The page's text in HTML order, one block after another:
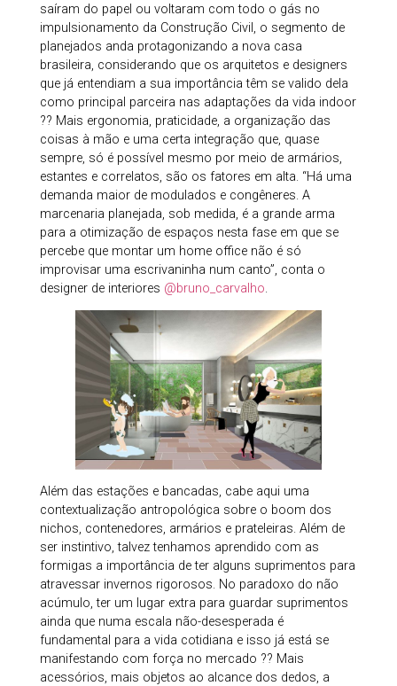
saíram do papel ou voltaram com todo o gás no
impulsionamento da Construção Civil, o segmento de
planejados anda protagonizando a nova casa
brasileira, considerando que os arquitetos e designers
que já entendiam a sua importância têm se valido dela
como principal parceira nas adaptações da vida indoor
?? Mais ergonomia, praticidade, a organização das
coisas à mão e uma certa integração que, quase
sempre, só é possível mesmo por meio de armários,
estantes e correlatos, são os fatores em alta. “Há uma
demanda maior de modulados e congêneres. A
marcenaria planejada, sob medida, é a grande arma
para a otimização de espaços nesta fase em que se
percebe que montar um home office não é só
improvisar uma escrivaninha num canto”, conta o
designer de interiores @bruno_carvalho.
Além das estações e bancadas, cabe aqui uma
contextualização antropológica sobre o boom dos
nichos, contenedores, armários e prateleiras. Além de
ser instintivo, talvez tenhamos aprendido com as
formigas a importância de ter alguns suprimentos para
atravessar invernos rigorosos. No paradoxo do não
acúmulo, ter um lugar extra para guardar suprimentos
ainda que numa escala não-desesperada é
fundamental para a vida cotidiana e isso já está se
manifestando com força no mercado ?? Mais
acessórios, mais objetos ao alcance dos dedos, a